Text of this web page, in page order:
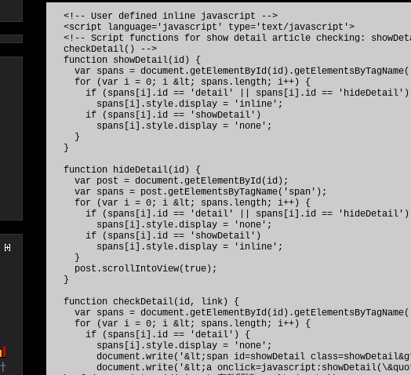
<!-- User defined inline javascript -->
<script language='javascript' type='text/javascript'>
<!-- Script functions for show detail article checking:
checkDetail() -->
function showDetail(id) {
var spans =
for (var i = 0; i &lt; spans.length; i++) {
if (spans[i].id == 'detail' || spans[i].id == 'hideDetail')
spans[i].style.display = 'inline';
if (spans[i].id == 'showDetail')
spans[i].style.display = 'none';
}
}
function hideDetail(id) {
var post = document.getElementById(id);
var spans = post.getElementsByTagName('span');
for (var i = 0; i &lt; spans.length; i++) {
if (spans[i].id == 'detail' || spans[i].id == 'hideDetail')
spans[i].style.display = 'none';
if (spans[i].id == 'showDetail')
spans[i].style.display = 'inline';
}
post.scrollIntoView(true);
}
function checkDetail(id, link) {
var spans =
for (var i = 0; i &lt; spans.length; i++) {
if (spans[i].id == 'detail') {
spans[i].style.display = 'none';
document.write('&lt;span id=showDetail
document.write('&lt;a